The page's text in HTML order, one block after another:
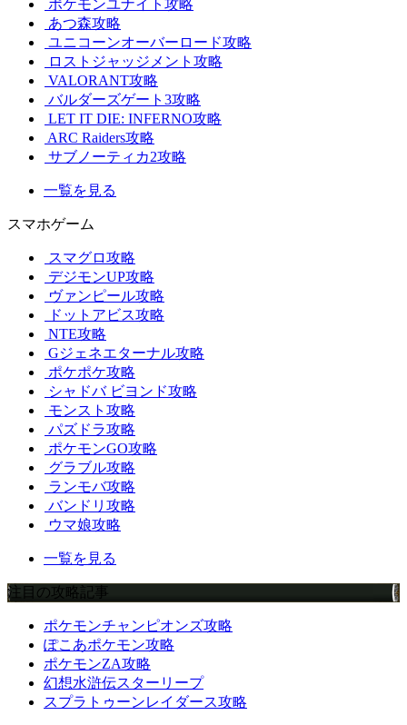
ポケモンユナイト攻略
あつ森攻略
ユニコーンオーバーロード攻略
ロストジャッジメント攻略
VALORANT攻略
バルダーズゲート3攻略
LET IT DIE: INFERNO攻略
ARC Raiders攻略
サブノーティカ2攻略
一覧を見る
スマホゲーム
スマグロ攻略
デジモンUP攻略
ヴァンピール攻略
ドットアビス攻略
NTE攻略
Gジェネエターナル攻略
ポケポケ攻略
シャドバ ビヨンド攻略
モンスト攻略
パズドラ攻略
ポケモンGO攻略
グラブル攻略
ランモバ攻略
バンドリ攻略
ウマ娘攻略
一覧を見る
注目の攻略記事
ポケモンチャンピオンズ攻略
ぽこあポケモン攻略
ポケモンZA攻略
幻想水滸伝スターリープ
スプラトゥーンレイダース攻略